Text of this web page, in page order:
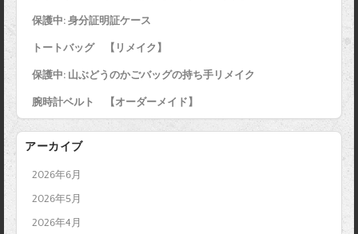
k
s
保護中: 身分証明証ケース
トートバッグ 【リメイク】
保護中: 山ぶどうのかごバッグの持ち手リメイク
腕時計ベルト 【オーダーメイド】
アーカイブ
2026年6月
2026年5月
2026年4月